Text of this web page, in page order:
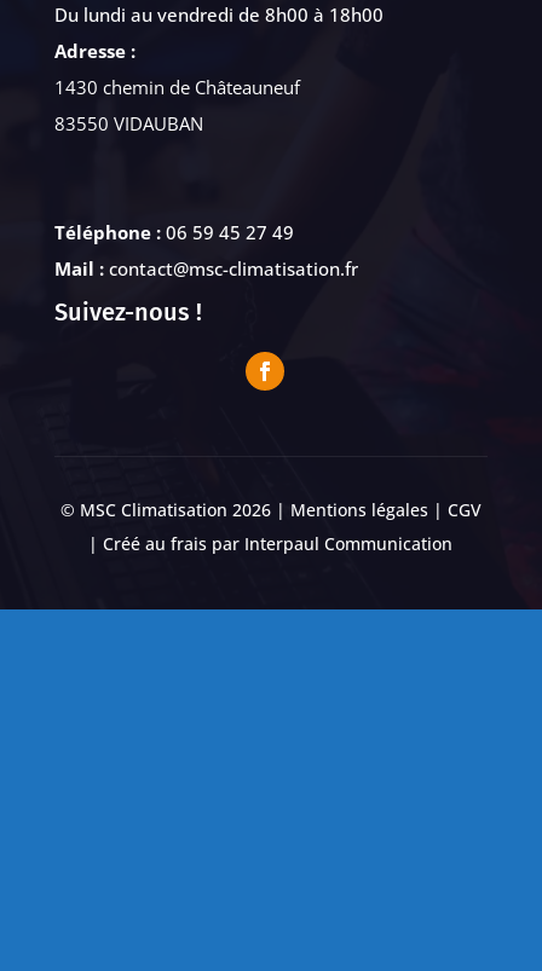
Du lundi au vendredi de 8h00 à 18h00
Adresse :
1430 chemin de Châteauneuf
83550 VIDAUBAN
Téléphone : 06 59 45 27 49
Mail :contact@msc-climatisation.fr
Suivez-nous !
© MSC Climatisation 2026 | Mentions légales| CGV
| Créé au frais par Interpaul Communication